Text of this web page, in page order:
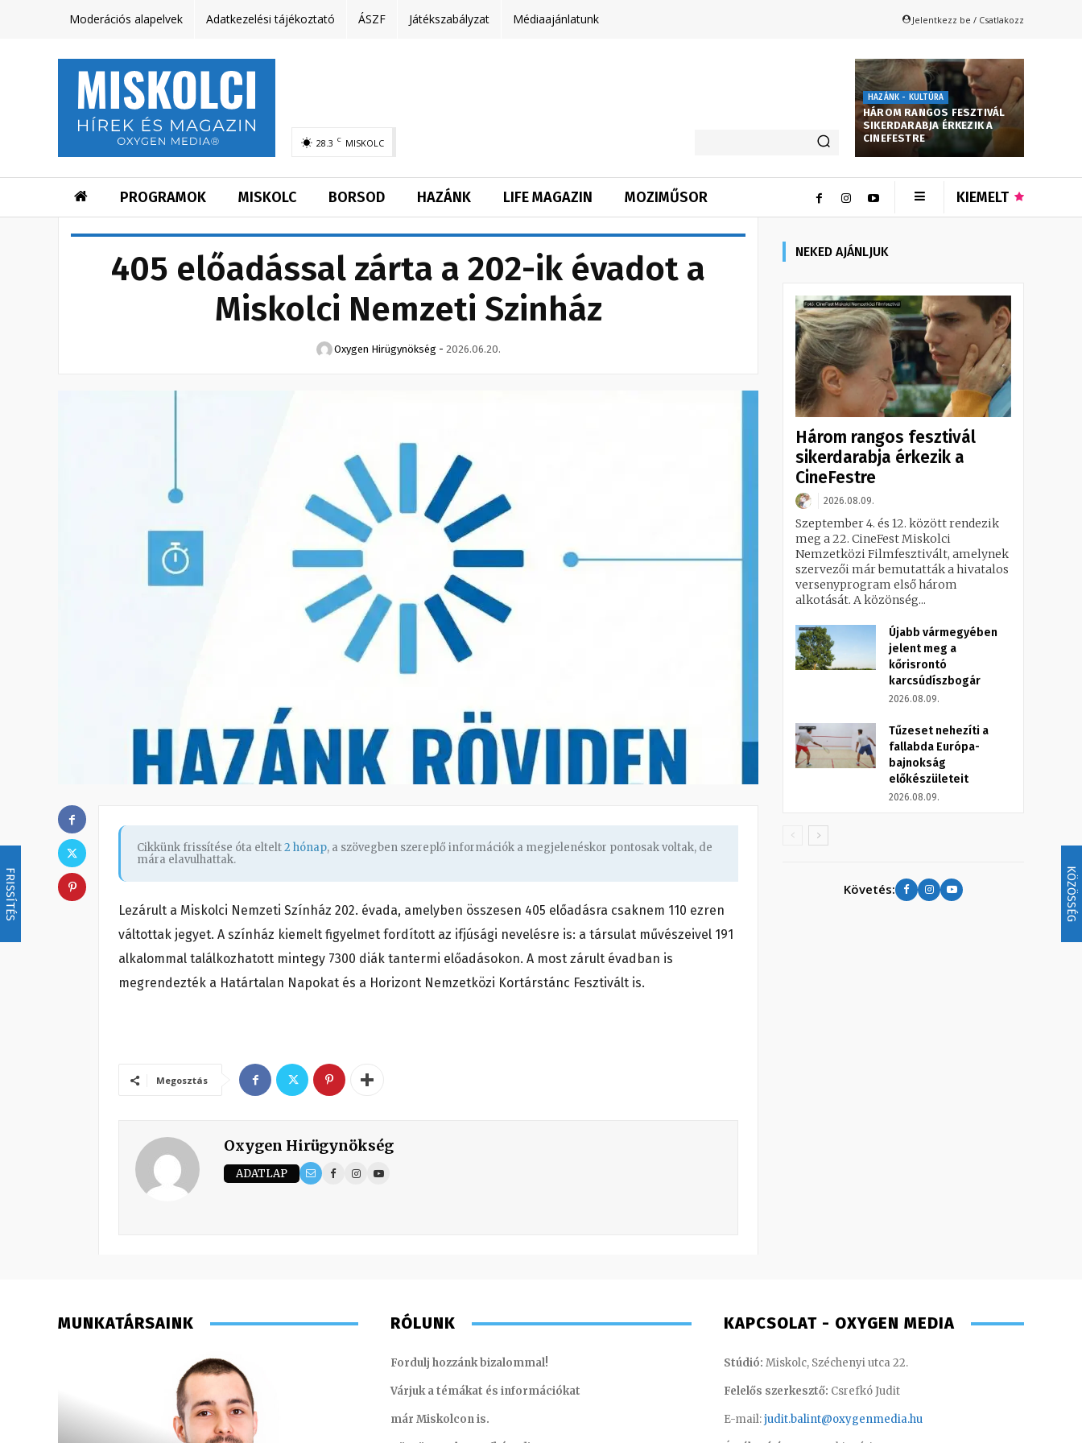
FRISSÍTÉS KÖZÖSSÉG
Moderációs alapelvek Adatkezelési tájékoztató ÁSZF Játékszabályzat Médiaajánlatunk Jelentkezz be / Csatlakozz
28.3 C MISKOLC
HAZÁNK - KULTÚRA
HÁROM RANGOS FESZTIVÁL
SIKERDARABJA ÉRKEZIK A
CINEFESTRE
PROGRAMOK MISKOLC BORSOD HAZÁNK LIFE MAGAZIN MOZIMŰSOR KIEMELT
405 előadással zárta a 202-ik évadot a
Miskolci Nemzeti Szinház
Oxygen Hirügynökség - 2026.06.20.
Cikkünk frissítése óta eltelt2 hónap, a szövegben szereplő információk a megjelenéskor pontosak voltak, de
mára elavulhattak.
Lezárult a Miskolci Nemzeti Színház 202. évada, amelyben összesen 405 előadásra csaknem 110 ezren
váltottak jegyet. A színház kiemelt figyelmet fordított az ifjúsági nevelésre is: a társulat művészeivel 191
alkalommal találkozhatott mintegy 7300 diák tantermi előadásokon. A most zárult évadban is
megrendezték a Határtalan Napokat és a Horizont Nemzetközi Kortárstánc Fesztivált is.
Megosztás
Oxygen Hirügynökség
ADATLAP
NEKED AJÁNLJUK
Három rangos fesztivál
sikerdarabja érkezik a
CineFestre
2026.08.09.
Szeptember 4. és 12. között rendezik
meg a 22. CineFest Miskolci
Nemzetközi Filmfesztivált, amelynek
szervezői már bemutatták a hivatalos
versenyprogram első három
alkotását. A közönség...
Újabb vármegyében
jelent meg a
kőrisrontó
karcsúdíszbogár
2026.08.09.
Tűzeset nehezíti a
fallabda Európa-
bajnokság
előkészületeit
2026.08.09.
Követés:
MUNKATÁRSAINK RÓLUNK
Fordulj hozzánk bizalommal!
Várjuk a témákat és információkat
már Miskolcon is.
KAPCSOLAT - OXYGEN MEDIA
Stúdió: Miskolc, Széchenyi utca 22.
Felelős szerkesztő: Csrefkó Judit
E-mail:judit.balint@oxygenmedia.hu